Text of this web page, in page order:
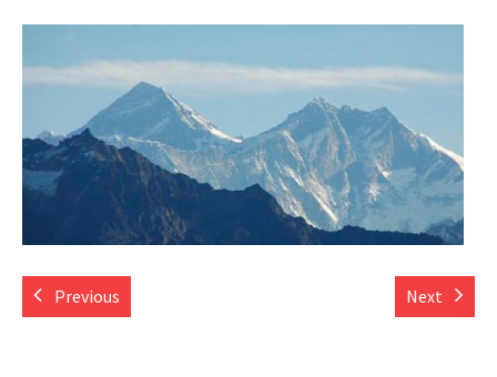
- Informations Génèrales
- Conditions Génèrales
- Informations Pratiques
- Carte du Népal
Trek au Nepal
Previous Next